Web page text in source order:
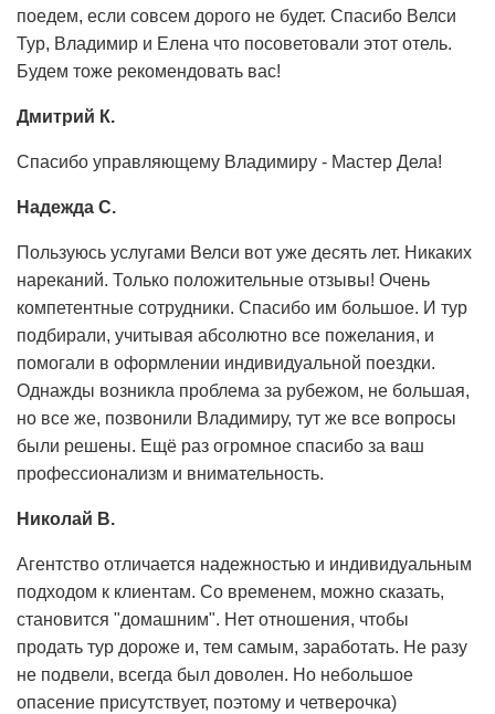
поедем, если совсем дорого не будет. Спасибо Велси
Тур, Владимир и Елена что посоветовали этот отель.
Будем тоже рекомендовать вас!
Дмитрий К.
Спасибо управляющему Владимиру - Мастер Дела!
Надежда С.
Пользуюсь услугами Велси вот уже десять лет. Никаких
нареканий. Только положительные отзывы! Очень
компетентные сотрудники. Спасибо им большое. И тур
подбирали, учитывая абсолютно все пожелания, и
помогали в оформлении индивидуальной поездки.
Однажды возникла проблема за рубежом, не большая,
но все же, позвонили Владимиру, тут же все вопросы
были решены. Ещё раз огромное спасибо за ваш
профессионализм и внимательность.
Николай В.
Агентство отличается надежностью и индивидуальным
подходом к клиентам. Со временем, можно сказать,
становится "домашним". Нет отношения, чтобы
продать тур дороже и, тем самым, заработать. Не разу
не подвели, всегда был доволен. Но небольшое
опасение присутствует, поэтому и четверочка)